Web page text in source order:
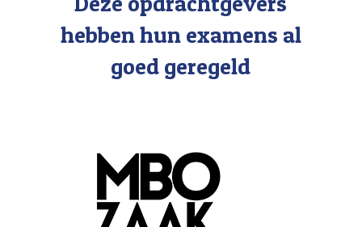
hebben hun examens al
goed geregeld